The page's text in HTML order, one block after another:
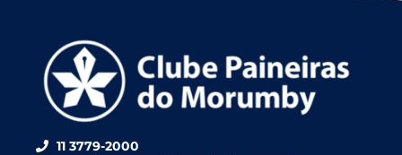
11 3779-2000